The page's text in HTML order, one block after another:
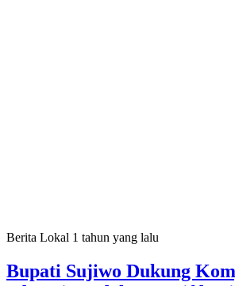
Berita Lokal 1 tahun yang lalu
Bupati Sujiwo Dukung